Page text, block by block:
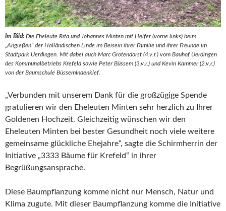
Im Bild: Die Eheleute Rita und Johannes Minten mit Helfer (vorne links) beim
„Angießen“ der Holländischen Linde im Beisein ihrer Familie und ihrer Freunde im
Stadtpark Uerdingen. Mit dabei auch Marc Grotendorst (4.v.r.) vom Bauhof Uerdingen
des Kommunalbetriebs Krefeld sowie Peter Büssem (3.v.r.) und Kevin Kammer (2.v.r.)
von der Baumschule BüssemIndenklef.
„Verbunden mit unserem Dank für die großzügige Spende
gratulieren wir den Eheleuten Minten sehr herzlich zu Ihrer
Goldenen Hochzeit. Gleichzeitig wünschen wir den
Eheleuten Minten bei bester Gesundheit noch viele weitere
gemeinsame glückliche Ehejahre“, sagte die Schirmherrin der
Initiative „3333 Bäume für Krefeld“ in ihrer
Begrüßungsansprache.
Diese Baumpflanzung komme nicht nur Mensch, Natur und
Klima zugute. Mit dieser Baumpflanzung komme die Initiative